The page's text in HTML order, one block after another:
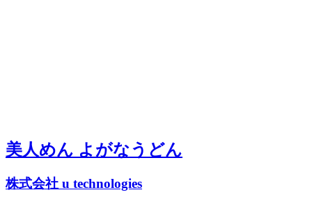
美人めん よがなうどん
株式会社 u technologies